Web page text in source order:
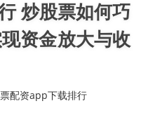
炒股票如何巧
资金放大与收
配资app下载排行